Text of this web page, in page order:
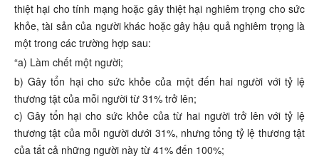
thiệt hại cho tính mạng hoặc gây thiệt hại nghiêm trọng cho sức
khỏe, tài sản của người khác hoặc gây hậu quả nghiêm trọng là
một trong các trường hợp sau:
“a) Làm chết một người;
b) Gây tổn hại cho sức khỏe của một đến hai người với tỷ lệ
thương tật của mỗi người từ 31% trở lên;
c) Gây tổn hại cho sức khỏe của từ hai người trở lên với tỷ lệ
thương tật của mỗi người dưới 31%, nhưng tổng tỷ lệ thương tật
của tất cả những người này từ 41% đến 100%;